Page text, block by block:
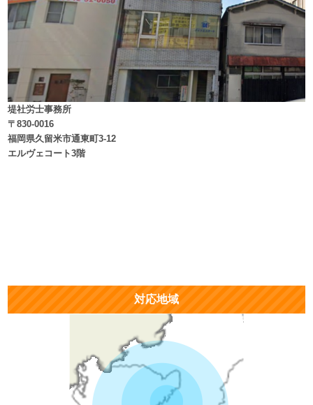
堤社労士事務所
〒830-0016
福岡県久留米市通東町3-12
エルヴェコート3階
対応地域